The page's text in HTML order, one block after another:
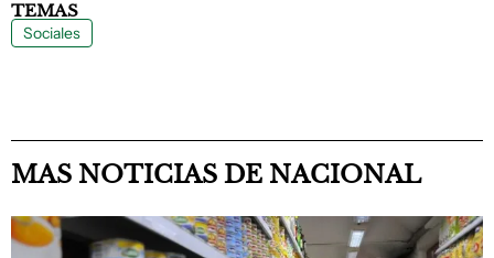
TEMAS
Sociales
MAS NOTICIAS DE NACIONAL